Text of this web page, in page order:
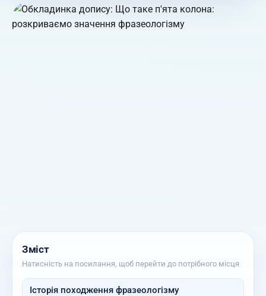
Зміст
Натисність на посилання, щоб перейти до потрібного місця
Історія походження фразеологізму